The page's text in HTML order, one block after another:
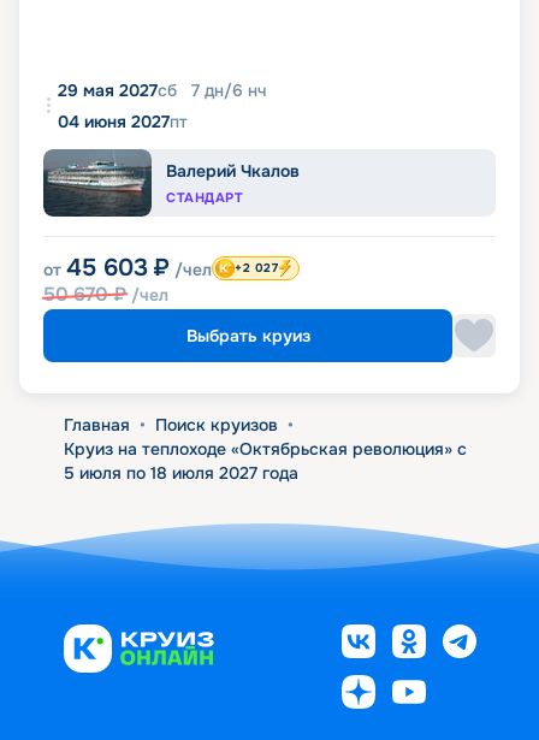
29 мая 2027сб 7 дн/6 нч
04 июня 2027пт
Валерий Чкалов
СТАНДАРТ
от 45 603 ₽ /чел
50 670₽ /чел
+2 027
Выбрать круиз
Главная • Поиск круизов •
Круиз на теплоходе «Октябрьская революция» с
5 июля по 18 июля 2027 года